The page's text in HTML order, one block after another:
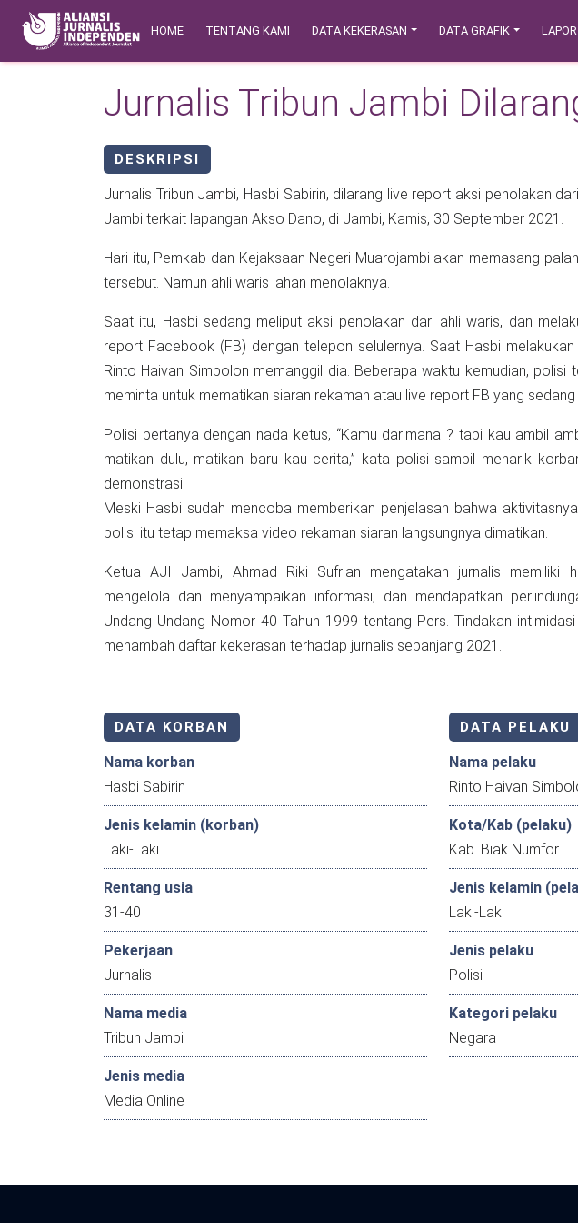
Skip to main content
Safety Corner
Main navigation
HOME TENTANG KAMI DATA KEKERASAN DATA GRAFIK
Jurnalis Tribun Jambi
DESKRIPSI
Jurnalis Tribun Jambi, Hasbi Sabirin, dilarang live report aksi penolakan dari ahli waris dan Pemkab Muaro
Jambi terkait lapangan Akso Dano, di Jambi, Kamis, 30 September 2021.
Hari itu, Pemkab dan Kejaksaan Negeri Muarojambi akan memasang palang aset milik negara
tersebut. Namun ahli waris lahan menolaknya.
Saat itu, Hasbi sedang meliput aksi penolakan dari ahli waris, dan
report Facebook (FB) dengan telepon selulernya. Saat Hasbi melakukan live report FB, polisi bernama
Rinto Haivan Simbolon memanggil dia. Beberapa waktu kemudian, polisi tersebut mendatangi Hasbi dan
meminta untuk mematikan siaran rekaman atau live report FB yang sedang
Polisi bertanya dengan nada ketus, “Kamu darimana ? tapi kau ambil
matikan dulu, matikan baru kau cerita,” kata polisi sambil menarik korban dari massa yang melakukan
demonstrasi.
Meski Hasbi sudah mencoba memberikan penjelasan bahwa
polisi itu tetap memaksa video rekaman siaran langsungnya dimatikan.
Ketua AJI Jambi, Ahmad Riki Sufrian mengatakan jurnalis memiliki
mengelola dan menyampaikan informasi, dan mendapatkan
Undang Undang Nomor 40 Tahun 1999 tentang Pers. Tindakan
menambah daftar kekerasan terhadap jurnalis sepanjang 2021.
DATA KORBAN
Nama korban
Hasbi Sabirin
Jenis kelamin (korban)
Laki-Laki
Rentang usia
31-40
Pekerjaan
Jurnalis
Nama media
Tribun Jambi
Jenis media
Media Online
DATA PELAKU
Nama pelaku
Rinto Haivan
Kota/Kab (pelaku)
Kab. Biak Numfor
Jenis kelamin
Laki-Laki
Jenis pelaku
Polisi
Kategori pelaku
Negara